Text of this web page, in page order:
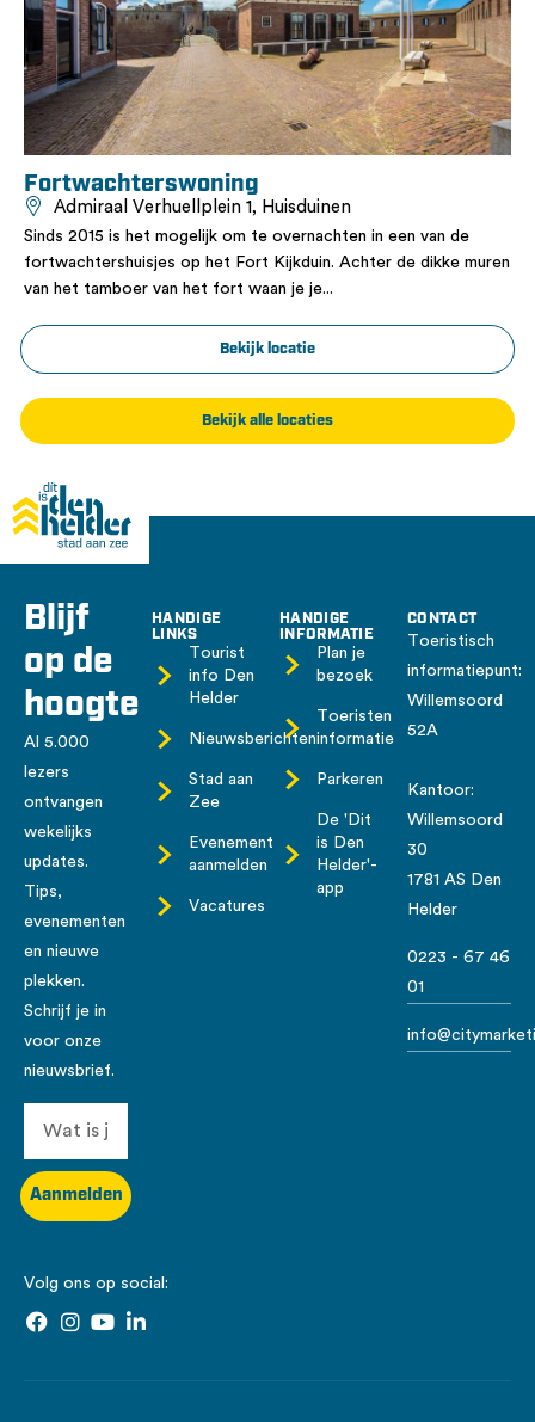
Fortwachterswoning
Admiraal Verhuellplein 1, Huisduinen
Sinds 2015 is het mogelijk om te overnachten in een van de
fortwachtershuisjes op het Fort Kijkduin. Achter de dikke muren
van het tamboer van het fort waan je je...
Bekijk locatie
Bekijk alle locaties
Blijf
op de
hoogte
Al 5.000
lezers
ontvangen
wekelijks
updates.
Tips,
evenementen
en nieuwe
plekken.
Schrijf je in
voor onze
nieuwsbrief.
Aanmelden
HANDIGE
LINKS
Tourist
info Den
Helder
Nieuwsberichten
Stad aan
Zee
Evenement
aanmelden
Vacatures
HANDIGE
INFORMATIE
Plan je
bezoek
Toeristen
informatie
Parkeren
De 'Dit
is Den
Helder'-
app
CONTACT
Toeristisch
informatiepunt:
Willemsoord
52A
Kantoor:
Willemsoord
30
1781 AS Den
Helder
0223 - 67 46
01
Volg ons op social: